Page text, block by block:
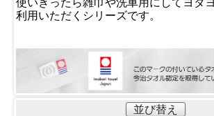
使いきったら雑巾や洗車用にしてヨタ
利用いただくシリーズです。
並び替え